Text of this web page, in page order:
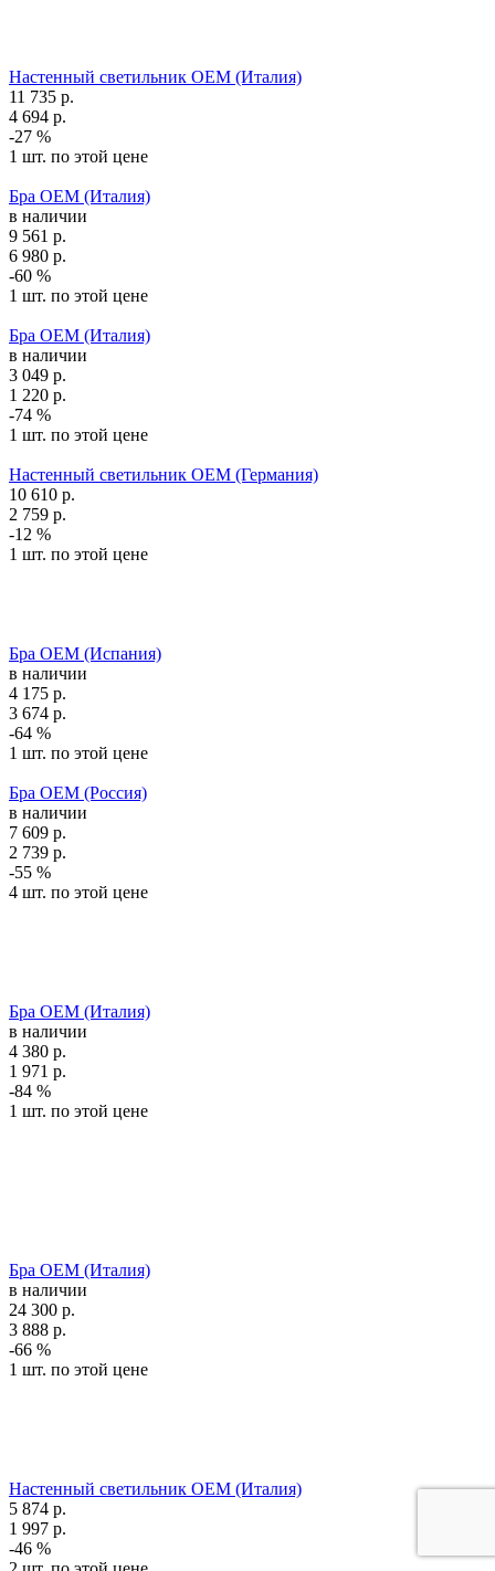
Настенный светильник OEM (Италия)
11 735 р.
4 694 р.
-27 %
1 шт. по этой цене
Бра OEM (Италия)
в наличии
9 561 р.
6 980 р.
-60 %
1 шт. по этой цене
Бра OEM (Италия)
в наличии
3 049 р.
1 220 р.
-74 %
1 шт. по этой цене
Настенный светильник OEM (Германия)
10 610 р.
2 759 р.
-12 %
1 шт. по этой цене
Бра OEM (Испания)
в наличии
4 175 р.
3 674 р.
-64 %
1 шт. по этой цене
Бра OEM (Россия)
в наличии
7 609 р.
2 739 р.
-55 %
4 шт. по этой цене
Бра OEM (Италия)
в наличии
4 380 р.
1 971 р.
-84 %
1 шт. по этой цене
Бра OEM (Италия)
в наличии
24 300 р.
3 888 р.
-66 %
1 шт. по этой цене
Настенный светильник OEM (Италия)
5 874 р.
1 997 р.
-46 %